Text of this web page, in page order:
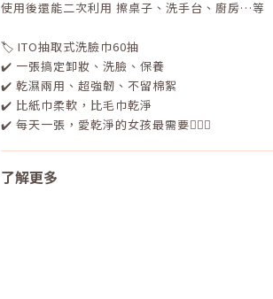
使用後還能二次利用 擦桌子、洗手台、廚房…等
🏷️ ITO抽取式洗臉巾60抽
✔️ 一張搞定卸妝、洗臉、保養
✔️ 乾濕兩用、超強韌、不留棉絮
✔️ 比紙巾柔軟，比毛巾乾淨
✔️ 每天一張，愛乾淨的女孩最需要💁🏻‍♀️
了解更多